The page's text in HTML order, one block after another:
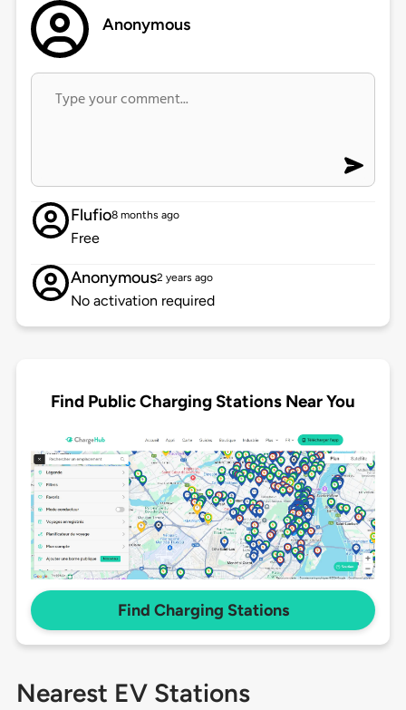
Anonymous
Flufio8 months ago
Free
Anonymous2 years ago
No activation required
Find Public Charging Stations Near You
Find Charging Stations
Nearest EV Stations